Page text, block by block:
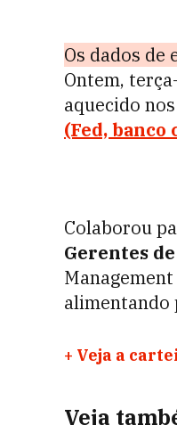
Os dados de
Ontem,
aquecido
(Fed,
Colaborou
Gerentes
alimentando
+ Veja a
Veja